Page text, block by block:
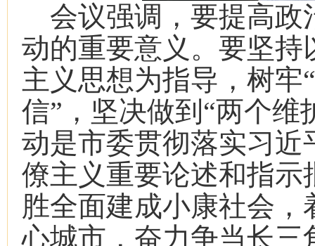
会议强调，要提高政
动的重要意义。要坚
主义思想为指导，树牢
信”，坚决做到“两个
动是市委贯彻落实习
僚主义重要论述和指
胜全面建成小康社会
心城市，奋力争当长